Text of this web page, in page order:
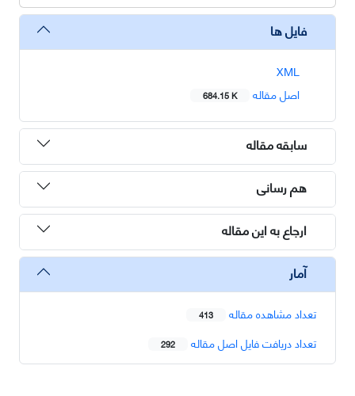
فایل ها
XML
اصل مقاله
684.15 K
سابقه مقاله
هم رسانی
ارجاع به این مقاله
آمار
تعداد مشاهده مقاله 413
تعداد دریافت فایل اصل مقاله 292